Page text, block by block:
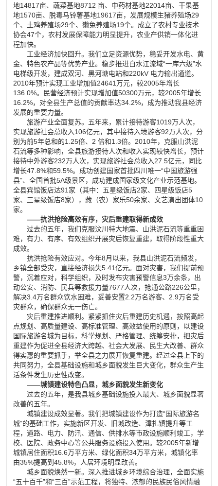
地14817亩、蔬菜基地8712 亩、中药材基地22014亩、干果基
地1570亩、脱毒马铃薯基地19617亩，发展规模生猪养殖场29
个、土鸡养殖场29个、獭兔养殖场19个。成立了农村专业技术
协会47个，农村发展保障能力明显提升，农业产供销一体化进
程加快。
工业经济加快回升。我们立足资源优势，稳妥开发水电、黄
金、特色农产品等优势产业。稳步推进白水江流域“一库六级”水
电梯级开发，建成双河、黑河塘电站和220kV 电力输出通道。
2010年预计实现工业增加值24641万元，较2005年增长
136.0%。民营经济预计实现增加值50300万元，较2005年增长
16.2%，对全县生产总值的贡献率达34.2%，成为推动我县经济
发展的重要力量。
旅游产业全面复苏。五年来，累计接待游客1019万人次，
实现旅游社会总收入106亿元，其中接待入境游客92万人次，分
别为前5年总和的1.25倍、2 倍和1.3倍。2010年，克服山洪泥
石流等多种影响，全县旅游接待人次和收入实现较快增长，预计
接待中外游客232万人次，实现旅游社会总收入27.5亿元，同比
增长47.8%和59.5%。成功创建国家首批四川唯一“中国旅游强
县”、全国首批5A级景区，成功建成国家级文化产业示范基地。
全县宾馆饭店达91家（其中：五星级饭店2家、四星级饭店5
家、三星级饭店8家），藏（农）家乐50余家、文艺演出团体10
家。
——抗洪抢险高效有序，灾后重建取得新成效
过去的五年，我们克服汶川特大地震、山洪泥石流等重重困
难，有力、有序、有效组织开展灾后恢复重建，取得阶段性重大
成效。
抗洪抢险有效应对。今年8月以来，我县山洪泥石流频发，
乡镇全部受灾，直接经济损失5.41亿元。面对灾害，我们提前预
警，沉着应对，科学组织，及时发布灾害预警信息3万余条，出
动公安、消防、民兵等救援力量7677人次，抢通公路226公里，
解决3.4万名群众饮水困难，妥善安置2.2万名游客、2.9万名受
灾群众，确保群众无一伤亡。
灾后重建推进顺利。紧紧抓住灾后重建历史机遇，按照高起
点规划、高质量建设、高标准管理、高效益使用的原则，以建设
国际旅游名城为目标，科学规划、严格管理、统筹安排，把灾后
重建作为促进全县经济大跨越、社会大发展、民生大改善、群众
得实惠的重要抓手，举全县之力展开恢复重建。经过全县上下的
共同努力，全县基础设施和城乡面貌发生巨大变化，群众生产生
活条件发生历史性改变。
——城镇建设特色凸显，城乡面貌发生新变化
过去的五年，是我县城乡基础设施投入最大、城乡面貌显著
改善的五年。
城镇建设成效显著。我们把城镇建设作为打造“国际旅游名
城”的基础工作，实施新区开发、旧城改造、漳扎镇提升等工
程，道路、电力、防汛、通信、供排水等市政设施顺利竣工，学
校、医院、政务中心等公共服务设施投入使用。较2005年新增
城镇居住面积16.6万平方米、绿化面积34万平方米，城镇化率
由35%提高到45.8%，人居环境明显改善。
城乡面貌焕然一新。深入推进城乡环境综合治理，全面实施
“五十百千”和“三百”示范工程，将独特、浓郁的民族民俗风情融